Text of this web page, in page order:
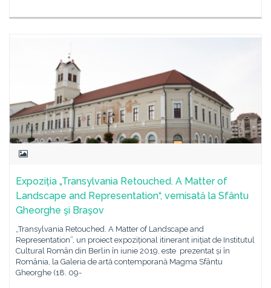
Expoziția „Transylvania Retouched. A Matter of
Landscape and Representation“, vernisată la Sfântu
Gheorghe şi Braşov
„Transylvania Retouched. A Matter of Landscape and
Representation”, un proiect expozițional itinerant inițiat de Institutul
Cultural Român din Berlin în iunie 2019, este prezentat și în
România, la Galeria de artă contemporană Magma Sfântu
Gheorghe (18. 09-